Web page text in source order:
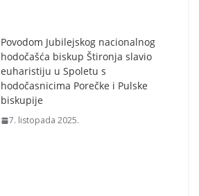
Povodom Jubilejskog nacionalnog
hodočašća biskup Štironja slavio
euharistiju u Spoletu s
hodočasnicima Porečke i Pulske
biskupije
7. listopada 2025.